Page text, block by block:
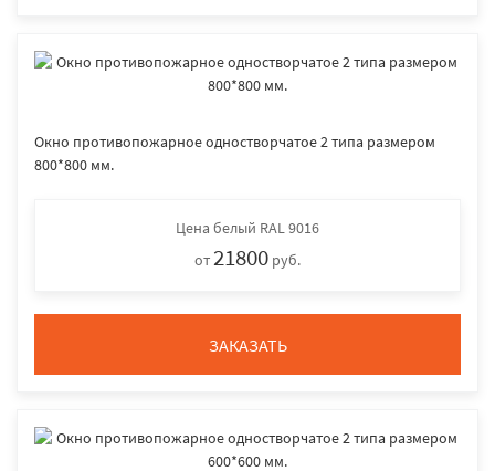
Окно противопожарное одностворчатое 2 типа размером
800*800 мм.
Цена белый RAL 9016
от21800 руб.
ЗАКАЗАТЬ